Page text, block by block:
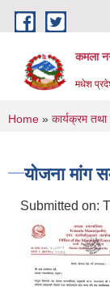
Skip to main content
कमला
मधेश
You are
Home » कार्यक्रम तथा
योजना मांग
Submitted on: